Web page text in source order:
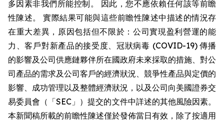
多因素非我們所能控制。 因此，您不應依賴任何該等前瞻
性陳述。 實際結果可能與這些前瞻性陳述中描述的情況存
在重大差異，原因包括但不限於：公司實現盈利營運的能
力、客戶對新產品的接受度、冠狀病毒 (COVID-19) 傳播
的影響及公司供應鏈夥伴所在國政府未來採取的措施、對公
司產品的需求及公司客戶的經濟狀況、競爭性產品與定價的
影響、成功管理以及整體經濟狀況，以及公司向美國證券交
易委員會（「SEC」）提交的文件中詳述的其他風險因素。
本新聞稿所載的前瞻性陳述僅於發佈當日有效，除了按適用